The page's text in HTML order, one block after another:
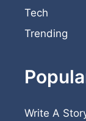
Tech
Trending
Write A